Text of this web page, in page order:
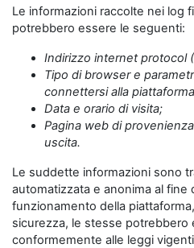
Le informazioni raccolte nei log
potrebbero essere le seguenti:
Indirizzo internet protocol
Tipo di browser e
connettersi alla
Data e orario di visita;
Pagina web di
uscita.
Le suddette informazioni sono
automatizzata e anonima al fine
funzionamento della
sicurezza, le stesse potrebbero
conformemente alle leggi